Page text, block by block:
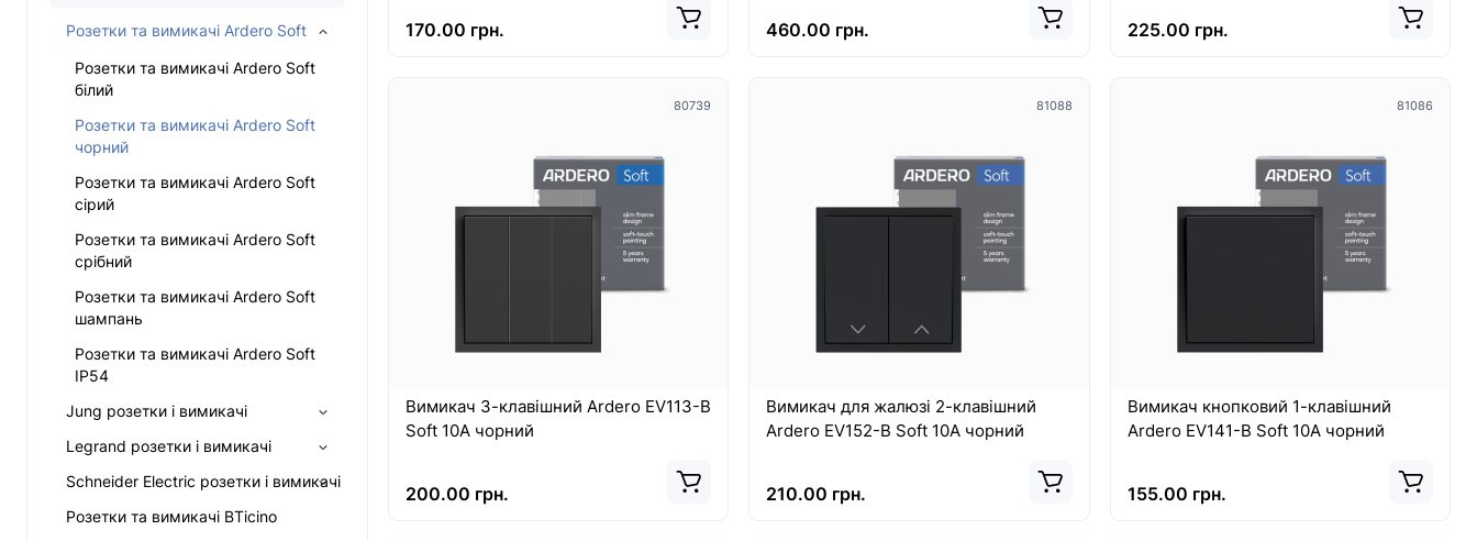
Розетки та вимикачі Ardero Soft
Розетки та вимикачі Ardero Soft
білий
Розетки та вимикачі Ardero Soft
чорний
Розетки та вимикачі Ardero Soft
сірий
Розетки та вимикачі Ardero Soft
срібний
Розетки та вимикачі Ardero Soft
шампань
Розетки та вимикачі Ardero Soft
IP54
Jung розетки і вимикачі
Legrand розетки і вимикачі
Schneider Electric розетки і вимикачі
Розетки та вимикачі BTicino
170.00 грн. 460.00 грн. 225.00 грн.
80739
Вимикач 3-клавішний Ardero EV113-B
Soft 10А чорний
200.00 грн.
81088
Вимикач для жалюзі 2-клавішний
Ardero EV152-B Soft 10А чорний
210.00 грн.
81086
Вимикач кнопковий 1-клавішний
Ardero EV141-B Soft 10А чорний
155.00 грн.